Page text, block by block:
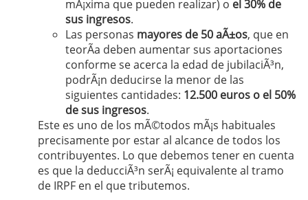
mÃ¡xima que pueden realizar) o el 30% de
sus ingresos.
Las personas mayores de 50 aÃ±os, que en
teorÃ­a deben aumentar sus aportaciones
conforme se acerca la edad de jubilaciÃ³n,
podrÃ¡n deducirse la menor de las
siguientes cantidades: 12.500 euros o el 50%
de sus ingresos.
Este es uno de los mÃ©todos mÃ¡s habituales
precisamente por estar al alcance de todos los
contribuyentes. Lo que debemos tener en cuenta
es que la deducciÃ³n serÃ¡ equivalente al tramo
de IRPF en el que tributemos.